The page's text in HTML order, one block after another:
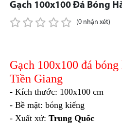
Gạch 100x100 Đá Bóng
(0 nhận xét)
Gạch 100x100 đá
Tiền Giang
- Kích thước: 100x100 cm
- Bề mặt: bóng kiếng
- Xuất xứ: Trung Quốc